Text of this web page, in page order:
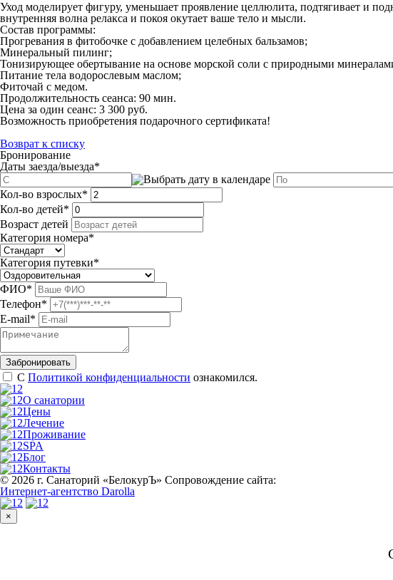
Уход моделирует фигуру, уменьшает проявление целлюлита, подтягивает и
внутренняя волна релакса и покоя окутает ваше тело и мысли.
Состав программы:
Прогревания в фитобочке с добавлением целебных бальзамов;
Минеральный пилинг;
Тонизирующее обертывание на основе морской соли с природными
Питание тела водорослевым маслом;
Фиточай с медом.
Продолжительность сеанса: 90 мин.
Цена за один сеанс: 3 300 руб.
Возможность приобретения подарочного сертификата!
Возврат к списку
Бронирование
Даты заезда/выезда*
Кол-во взрослых*
Кол-во детей*
Возраст детей
Категория номера*
Категория путевки*
ФИО*
Телефон*
E-mail*
С Политикой конфиденциальности ознакомился.
О санатории
Цены
Лечение
Проживание
SPA
Блог
Контакты
© 2026 г. Санаторий «БелокурЪ» Сопровождение сайта:
Интернет-агентство Darolla
×